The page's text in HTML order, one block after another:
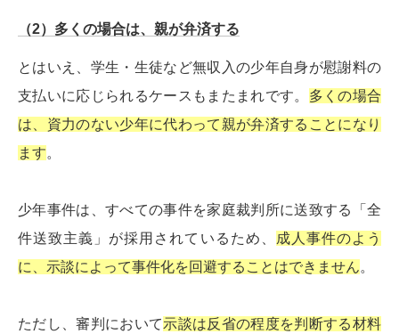
（2）多くの場合は、親が弁済する
とはいえ、学生・生徒など無収入の少年自身が慰謝料の
支払いに応じられるケースもまたまれです。 多くの場合
は、資力のない少年に代わって親が弁済することになり
ます。
少年事件は、すべての事件を家庭裁判所に送致する「全
件送致主義」が採用されているため、
成人事件のよう
に、示談によって事件化を回避することはできません。
ただし、審判において示談は反省の程度を判断する材料